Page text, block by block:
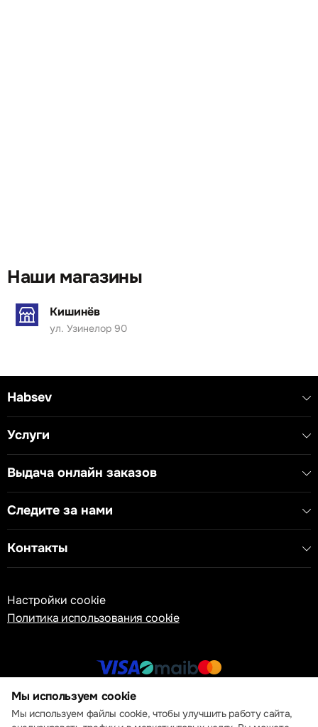
Наши магазины
Кишинёв
ул. Узинелор 90
Habsev
Услуги
Выдача онлайн заказов
Следите за нами
Контакты
Настройки cookie
Политика использования cookie
© 2013 – 2026 ECOM
Мы используем cookie
Мы используем файлы cookie, чтобы улучшить работу сайта,